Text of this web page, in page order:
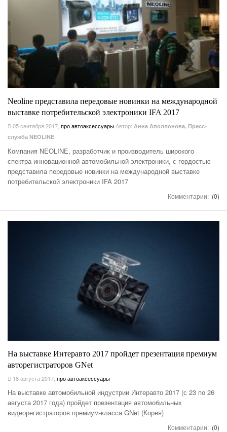
Neoline представила передовые новинки на международной
выставке потребительской электроники IFA 2017
05 сентября 2017, про автоаксессуарыАвтор: Анна Аполлонова, Пресс-
служба NEOLINE
Компания NEOLINE, разработчик и производитель широкого
спектра инновационной автомобильной электроники, с гордостью
представила передовые новинки на международной выставке
потребительской электроники IFA 2017
Комментарии: (0)
На выставке Интеравто 2017 пройдет презентация премиум
авторегистраторов GNet
18 августа 2017 про автоаксессуары
На выставке автомобильной индустрии Интеравто 2017 (с 23 по 26
августа 2017 года) пройдет презентация автомобильных
видеорегистраторов премиум-класса GNet (Корея)
Комментарии: (0)